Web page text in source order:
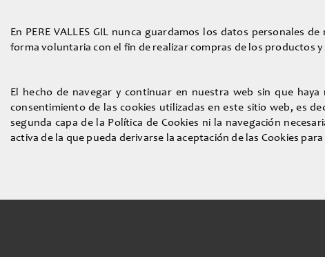
En PERE VALLES GIL nunca guardamos los datos personales
forma voluntaria con el fin de realizar compras de los productos
El hecho de navegar y continuar en nuestra web sin que
consentimiento de las cookies utilizadas en este sitio web, es
segunda capa de la Política de Cookies ni la navegación
activa de la que pueda derivarse la aceptación de las Cookies